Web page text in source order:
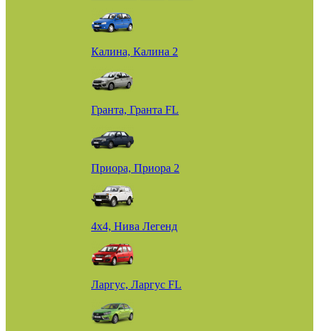
Калина, Калина 2
Гранта, Гранта FL
Приора, Приора 2
4х4, Нива Легенд
Ларгус, Ларгус FL